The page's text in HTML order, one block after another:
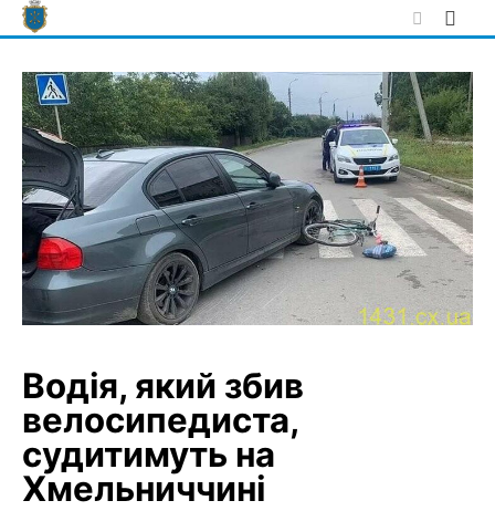
Skip
to
Водія, який збив
велосипедиста,
судитимуть на
Хмельниччині